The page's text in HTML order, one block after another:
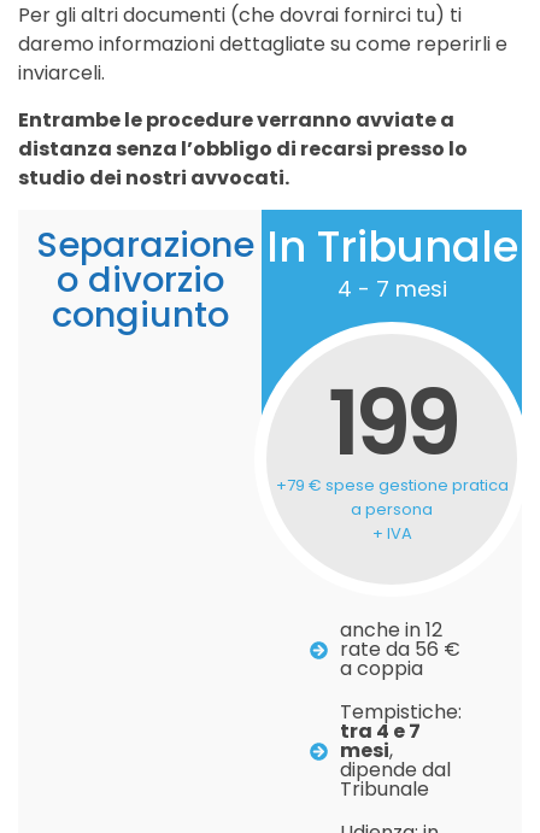
Per gli altri documenti (che dovrai fornirci tu) ti
daremo informazioni dettagliate su come reperirli e
inviarceli.
Entrambe le procedure verranno avviate a
distanza senza l’obbligo di recarsi presso lo
studio dei nostri avvocati.
Separazione
o divorzio
congiunto
In Tribunale
4 - 7 mesi
199
+79 € spese gestione pratica
a persona
+ IVA
anche in 12
rate da 56 €
a coppia
Tempistiche:
tra 4 e 7
mesi,
dipende dal
Tribunale